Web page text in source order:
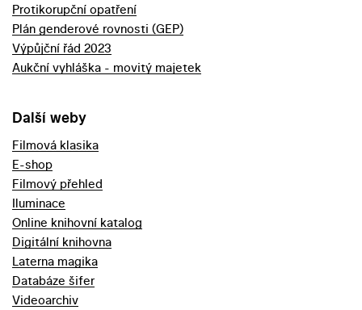
Protikorupční opatření
Plán genderové rovnosti (GEP)
Výpůjční řád 2023
Aukční vyhláška - movitý majetek
Další weby
Filmová klasika
E-shop
Filmový přehled
Iluminace
Online knihovní katalog
Digitální knihovna
Laterna magika
Databáze šifer
Videoarchiv